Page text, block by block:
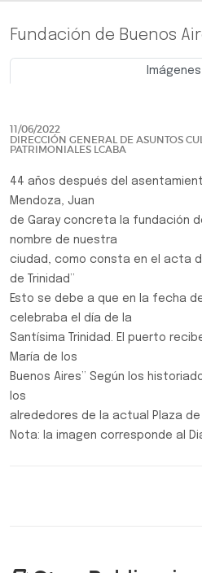
Fundación de Buenos
Imágenes
11/06/2022
DIRECCIÓN GENERAL DE ASUNTOS
PATRIMONIALES LCABA
44 años después del
Mendoza, Juan
de Garay concreta la fundación
nombre de nuestra
ciudad, como consta en el acta
de Trinidad”
Esto se debe a que en la fecha
celebraba el día de la
Santísima Trinidad. El puerto
María de los
Buenos Aires” Según los
los
alrededores de la actual Plaza de
Nota: la imagen corresponde al